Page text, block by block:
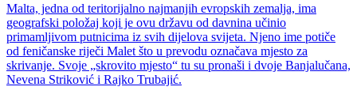
Malta, jedna od teritorijalno najmanjih evropskih zemalja, ima
geografski položaj koji je ovu državu od davnina učinio
primamljivom putnicima iz svih dijelova svijeta. Njeno ime potiče
od feničanske riječi Malet što u prevodu označava mjesto za
skrivanje. Svoje „skrovito mjesto“ tu su pronaši i dvoje Banjalučana,
Nevena Striković i Rajko Trubajić.